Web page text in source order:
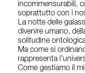
incommensurabili,
soprattutto con i
La notte delle
divenire umano,
solitudine
Ma come si
rappresenta
Come gestiamo il